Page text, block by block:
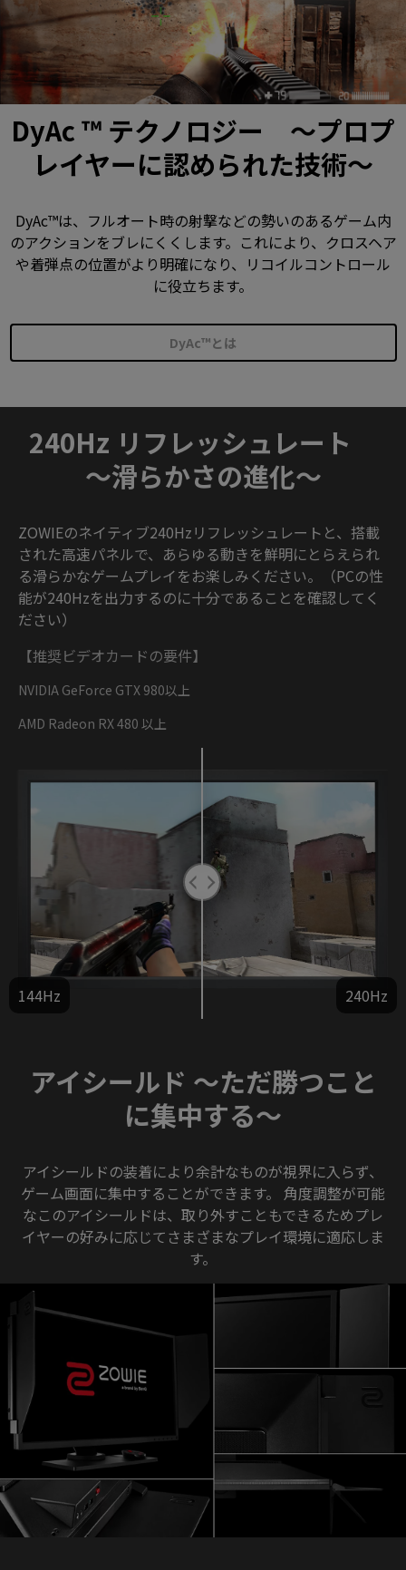
DyAc ™ テクノロジー ～プロプ
レイヤーに認められた技術～
DyAc™は、フルオート時の射撃などの勢いのあるゲーム内
のアクションをブレにくくします。これにより、クロスヘア
や着弾点の位置がより明確になり、リコイルコントロール
に役立ちます。
DyAc™とは
240Hz リフレッシュレート
～滑らかさの進化～
ZOWIEのネイティブ240Hzリフレッシュレートと、搭載
された高速パネルで、あらゆる動きを鮮明にとらえられ
る滑らかなゲームプレイをお楽しみください。（PCの性
能が240Hzを出力するのに十分であることを確認してく
ださい）
【推奨ビデオカードの要件】
NVIDIA GeForce GTX 980以上
AMD Radeon RX 480 以上
144Hz 240Hz
アイシールド ～ただ勝つこと
に集中する～
アイシールドの装着により余計なものが視界に入らず、
ゲーム画面に集中することができます。 角度調整が可能
なこのアイシールドは、取り外すこともできるためプレ
イヤーの好みに応じてさまざまなプレイ環境に適応しま
す。